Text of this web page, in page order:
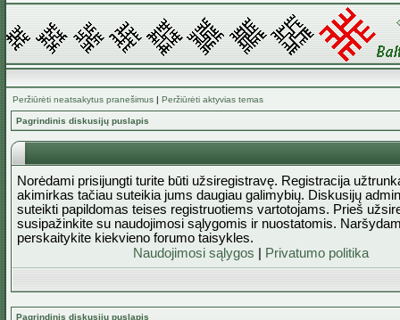
Peržiūrėti neatsakytus pranešimus | Peržiūrėti aktyvias temas
Pagrindinis diskusijų puslapis
Norėdami prisijungti turite būti užsiregistravę. Registracija
akimirkas tačiau suteikia jums daugiau galimybių. Diskusijų
suteikti papildomas teises registruotiems vartotojams. Prieš
susipažinkite su naudojimosi sąlygomis ir nuostatomis.
perskaitykite kiekvieno forumo taisykles.
Naudojimosi sąlygos
Privatumo politika
Pagrindinis diskusijų puslapis